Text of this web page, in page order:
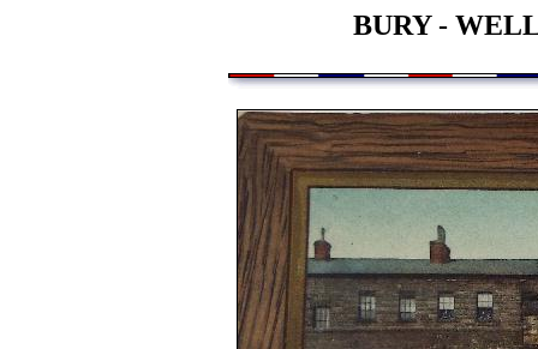
BURY -